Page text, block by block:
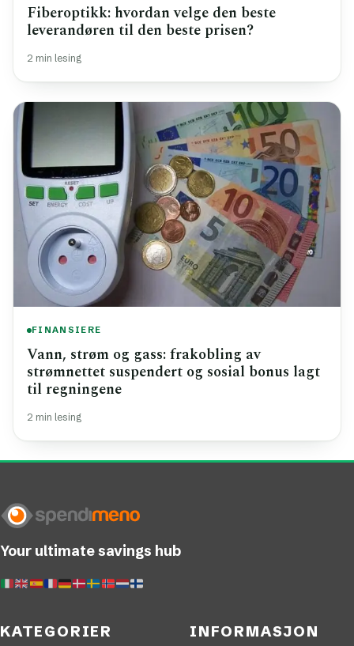
Fiberoptikk: hvordan velge den beste
leverandøren til den beste prisen?
2 min lesing
FINANSIERE
Vann, strøm og gass: frakobling av
strømnettet suspendert og sosial bonus lagt
til regningene
2 min lesing
Your ultimate savings hub
KATEGORIER INFORMASJON